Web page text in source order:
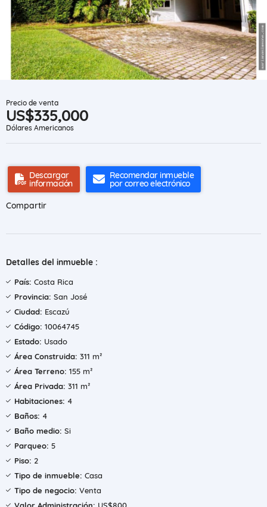
Precio de venta
US$335,000
Dólares Americanos
Descargar
información
Recomendar inmueble
por correo electrónico
Compartir
Detalles del inmueble :
País: Costa Rica
Provincia: San José
Ciudad: Escazú
Código: 10064745
Estado: Usado
Área Construida: 311 m²
Área Terreno: 155 m²
Área Privada: 311 m²
Habitaciones: 4
Baños: 4
Baño medio: Si
Parqueo: 5
Piso: 2
Tipo de inmueble: Casa
Tipo de negocio: Venta